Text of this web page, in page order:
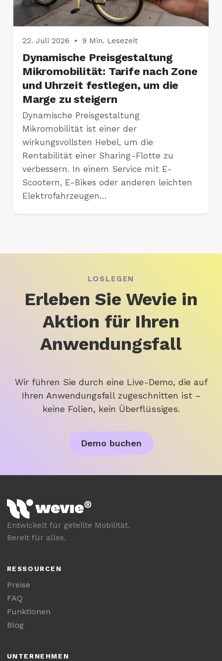
22. Juli 2026 • 9 Min. Lesezeit
Dynamische Preisgestaltung
Mikromobilität: Tarife nach Zone
und Uhrzeit festlegen, um die
Marge zu steigern
Dynamische Preisgestaltung
Mikromobilität ist einer der
wirkungsvollsten Hebel, um die
Rentabilität einer Sharing-Flotte zu
verbessern. In einem Service mit E-
Scootern, E-Bikes oder anderen leichten
Elektrofahrzeugen…
LOSLEGEN
Erleben Sie Wevie in
Aktion für Ihren
Anwendungsfall
Wir führen Sie durch eine Live-Demo, die auf
Ihren Anwendungsfall zugeschnitten ist –
keine Folien, kein Überflüssiges.
Demo buchen
Entwickelt für geteilte Mobilität.
Bereit für alles.
RESSOURCEN
Preise
FAQ
Funktionen
Blog
UNTERNEHMEN